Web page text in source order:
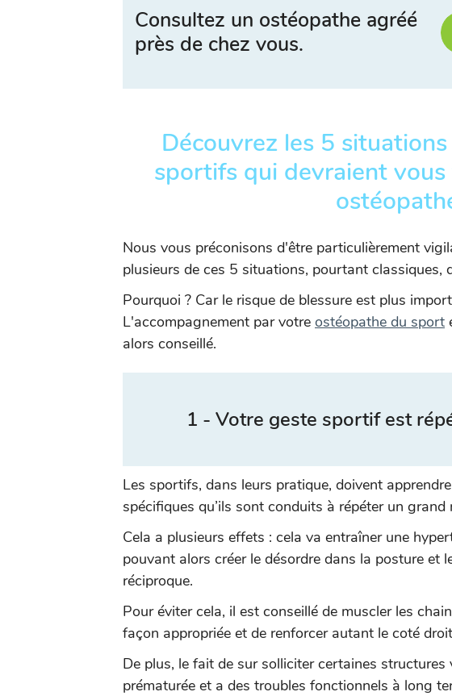
Consultez un ostéopathe agréé
près de chez vous.
Découvrez les 5
sportifs qui devraient
Nous vous préconisons d'être particulièrement
plusieurs de ces 5 situations, pourtant classiques,
Pourquoi ? Car le risque de blessure est plus
L'accompagnement par votre ostéopathe du sport
alors conseillé.
1 - Votre geste sportif est
Les sportifs, dans leurs pratique, doivent
spécifiques qu’ils sont conduits à répéter un grand
Cela a plusieurs effets : cela va entraîner une
pouvant alors créer le désordre dans la posture et
réciproque.
Pour éviter cela, il est conseillé de muscler les
façon appropriée et de renforcer autant le coté
De plus, le fait de sur solliciter certaines structures
prématurée et a des troubles fonctionnels à long